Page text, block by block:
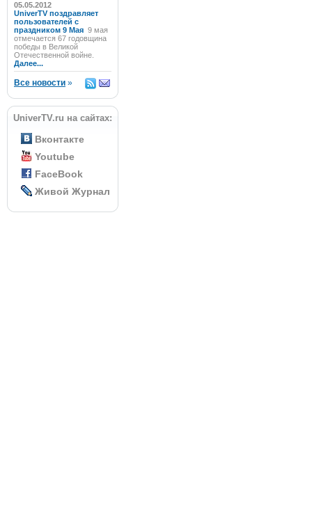
05.05.2012
UniverTV поздравляет
пользователей с
праздником 9 Мая 9 мая
отмечается 67 годовщина
победы в Великой
Отечественной войне.
Далее...
Все новости »
UniverTV.ru на сайтах:
Вконтакте
Youtube
FaceBook
Живой Журнал